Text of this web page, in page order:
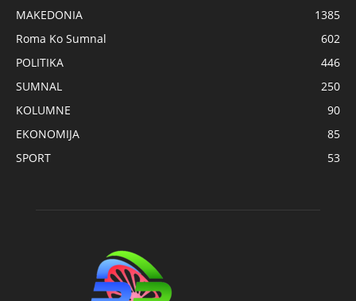
MAKEDONIA
1385
Roma Ko Sumnal
602
POLITIKA
446
SUMNAL
250
KOLUMNE
90
EKONOMIJA
85
SPORT
53